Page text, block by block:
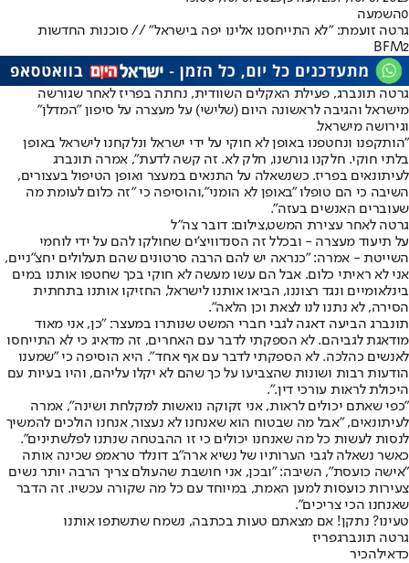
0השמעה
גרטה זועמת: "לא התייחסנו אלינו יפה בישראל" // סוכנות החדשות
BFM2
גרטה תונברג, פעילת האקלים השוודית, נחתה בפריז לאחר שגורשה
מישראל והגיבה לראשונה היום (שלישי) על מעצרה על סיפון "המדלן"
וגירושה מישראל.
״הותקפנו ונחטפנו באופן לא חוקי על ידי ישראל ונלקחנו לישראל באופן
בלתי חוקי. חלקנו גורשנו, חלק לא. זה קשה לדעת״, אמרה תונברג
לעיתונאים בפריז. כשנשאלה על התנאים במעצר ואופן הטיפול בעצורים,
השיבה כי הם טופלו ״באופן לא הומני״,והוסיפה כי ״זה כלום לעומת מה
שעוברים האנשים בעזה״.
גרטה לאחר עצירת המשט,צילום: דובר צה"ל
על תיעוד מעצרה - ובכלל זה הסנדוויצ'ים שחולקו להם על ידי לוחמי
השייטת - אמרה: ״כנראה יש להם הרבה סרטונים שהם תעלולים יחצ״ניים,
אני לא ראיתי כלום. אבל הם עשו מעשה לא חוקי בכך שחטפו אותנו במים
בינלאומיים ונגד רצוננו, הביאו אותנו לישראל, החזיקו אותנו בתחתית
הסירה, לא נתנו לנו לצאת וכן הלאה״.
תונברג הביעה דאגה לגבי חברי המשט שנותרו במעצר: ״כן, אני מאוד
מודאגת לגביהם. לא הספקתי לדבר עם האחרים, זה מדאיג כי לא התייחסו
לאנשים כהלכה. לא הספקתי לדבר עם אף אחד״. היא הוסיפה כי ״שמענו
הודעות רבות ושונות שהצביעו על כך שהם לא יקלו עליהם, והיו בעיות עם
היכולת לראות עורכי דין.״.
״כפי שאתם יכולים לראות, אני זקוקה נואשות למקלחת ושינה", אמרה
לעיתונאים, "אבל מה שבטוח הוא שאנחנו לא נעצור, אנחנו הולכים להמשיך
לנסות לעשות כל מה שאנחנו יכולים כי זו ההבטחה שנתנו לפלשתינים״.
כאשר נשאלה לגבי הערותיו של נשיא ארה״ב דונלד טראמפ שכינה אותה
״אישה כועסת״, השיבה: ״ובכן, אני חושבת שהעולם צריך הרבה יותר נשים
צעירות כועסות למען האמת, במיוחד עם כל מה שקורה עכשיו. זה הדבר
שאנחנו הכי צריכים״.
טעינו? נתקן! אם מצאתם טעות בכתבה, נשמח שתשתפו אותנו
גרטה תונברגפריז
כדאילהכיר